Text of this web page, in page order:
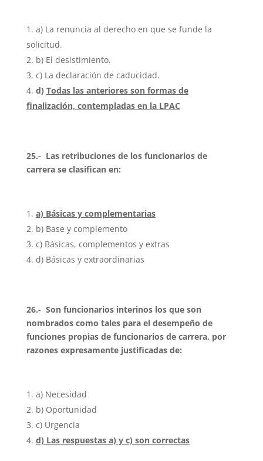
a) La renuncia al derecho en que se funde la
solicitud.
b) El desistimiento.
c) La declaración de caducidad.
d) Todas las anteriores son formas de
finalización, contempladas en la LPAC
25.- Las retribuciones de los funcionarios de
carrera se clasifican en:
a) Básicas y complementarias
b) Base y complemento
c) Básicas, complementos y extras
d) Básicas y extraordinarias
26.- Son funcionarios interinos los que son
nombrados como tales para el desempeño de
funciones propias de funcionarios de carrera, por
razones expresamente justificadas de:
a) Necesidad
b) Oportunidad
c) Urgencia
d) Las respuestas a) y c) son correctas